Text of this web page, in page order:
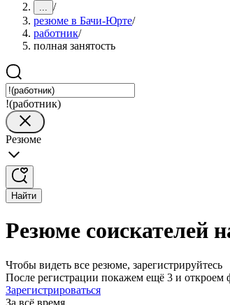
... /
резюме в Бачи-Юрте/
работник/
полная занятость
!(работник)
Резюме
Найти
Резюме соискателей
Чтобы видеть все резюме, зарегистрируйтесь
После регистрации покажем ещё 3 и откроем
Зарегистрироваться
За всё время